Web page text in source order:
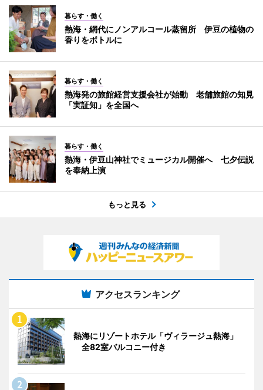
暮らす・働く
熱海・網代にノンアルコール蒸留所 伊豆の植物の
香りをボトルに
暮らす・働く
熱海発の旅館経営支援会社が始動 老舗旅館の知見
「実証知」を全国へ
暮らす・働く
熱海・伊豆山神社でミュージカル開催へ 七夕伝説
を奉納上演
もっと見る
アクセスランキング
熱海にリゾートホテル「ヴィラージュ熱海」
全82室バルコニー付き